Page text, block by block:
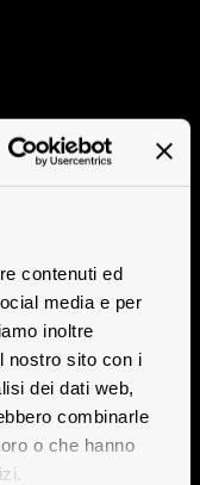
contenuti ed
media e per
inoltre
nostro sito con i
dei dati web,
combinarle
o che hanno